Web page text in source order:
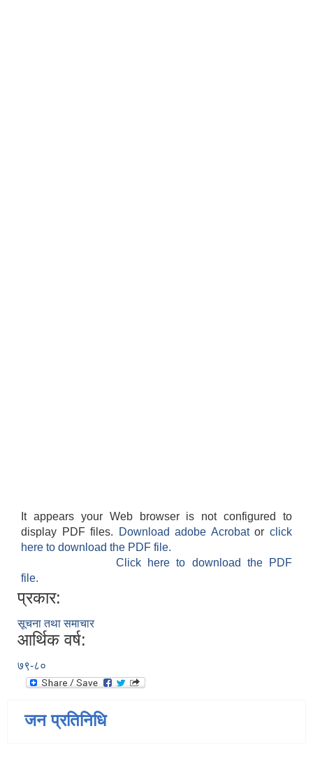
It appears your Web browser is not configured to
display PDF files.
Download adobe Acrobatorclick
here to download the PDF file.
Click here to download the PDF
file.
प्रकार:
सूचना तथा समाचार
आर्थिक वर्ष:
७९-८०
जन प्रतिनिधि